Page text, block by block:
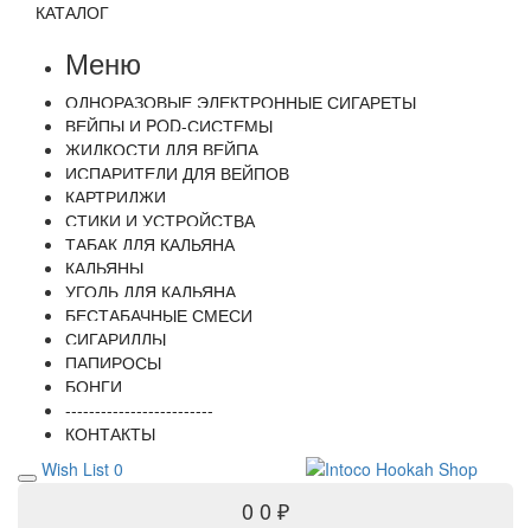
КАТАЛОГ
Меню
ОДНОРАЗОВЫЕ ЭЛЕКТРОННЫЕ СИГАРЕТЫ
ВЕЙПЫ И POD-СИСТЕМЫ
ЖИДКОСТИ ДЛЯ ВЕЙПА
ИСПАРИТЕЛИ ДЛЯ ВЕЙПОВ
КАРТРИДЖИ
СТИКИ И УСТРОЙСТВА
ТАБАК ДЛЯ КАЛЬЯНА
КАЛЬЯНЫ
УГОЛЬ ДЛЯ КАЛЬЯНА
БЕСТАБАЧНЫЕ СМЕСИ
СИГАРИЛЛЫ
ПАПИРОСЫ
БОНГИ
-------------------------
КОНТАКТЫ
Wish List 0
0 0 ₽